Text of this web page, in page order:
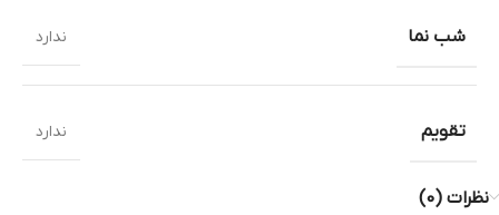
شب نما ندارد
تقویم ندارد
نظرات (0)